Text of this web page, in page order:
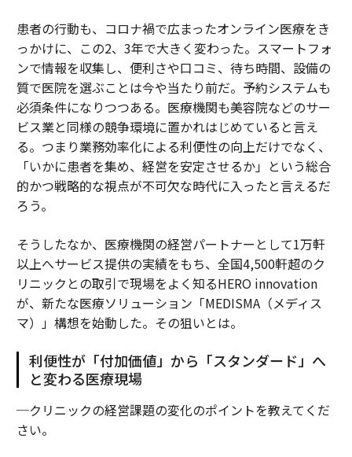
患者の行動も、コロナ禍で広まったオンライン医療をき
っかけに、この2、3年で大きく変わった。スマートフォ
ンで情報を収集し、便利さや口コミ、待ち時間、設備の
質で医院を選ぶことは今や当たり前だ。予約システムも
必須条件になりつつある。医療機関も美容院などのサー
ビス業と同様の競争環境に置かれはじめていると言え
る。つまり業務効率化による利便性の向上だけでなく、
「いかに患者を集め、経営を安定させるか」という総合
的かつ戦略的な視点が不可欠な時代に入ったと言えるだ
ろう。
そうしたなか、医療機関の経営パートナーとして1万軒
以上へサービス提供の実績をもち、全国4,500軒超のク
リニックとの取引で現場をよく知るHERO innovation
が、新たな医療ソリューション「MEDISMA（メディス
マ）」構想を始動した。その狙いとは。
利便性が「付加価値」から「スタンダード」へ
と変わる医療現場
─クリニックの経営課題の変化のポイントを教えてくだ
さい。